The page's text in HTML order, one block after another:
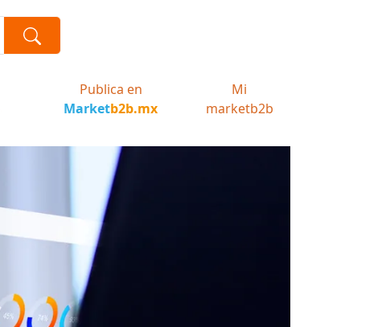
Publica en
Marketb2b.mx
Mi
marketb2b